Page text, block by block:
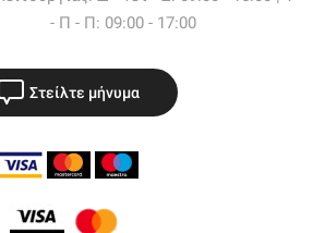
- Π - Π: 09:00 - 17:00
Στείλτε μήνυμα